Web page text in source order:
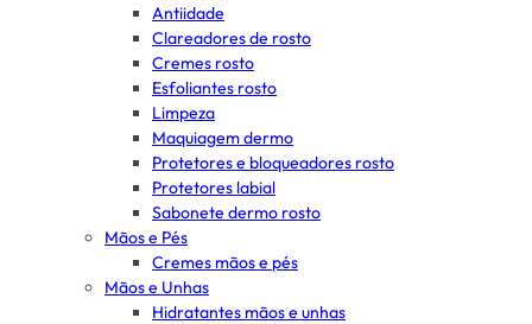
Antiidade
Clareadores de rosto
Cremes rosto
Esfoliantes rosto
Limpeza
Maquiagem dermo
Protetores e bloqueadores rosto
Protetores labial
Sabonete dermo rosto
Mãos e Pés
Cremes mãos e pés
Mãos e Unhas
Hidratantes mãos e unhas